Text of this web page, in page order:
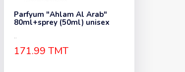
Parfyum "Ahlam Al Arab"
80ml+sprey (50ml) unisex
..
171.99 TMT